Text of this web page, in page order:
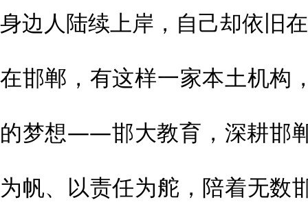
身边人陆续上岸，自己却依旧
在邯郸，有这样一家本土机构
的梦想——邯大教育，深耕邯
为帆、以责任为舵，陪着无数